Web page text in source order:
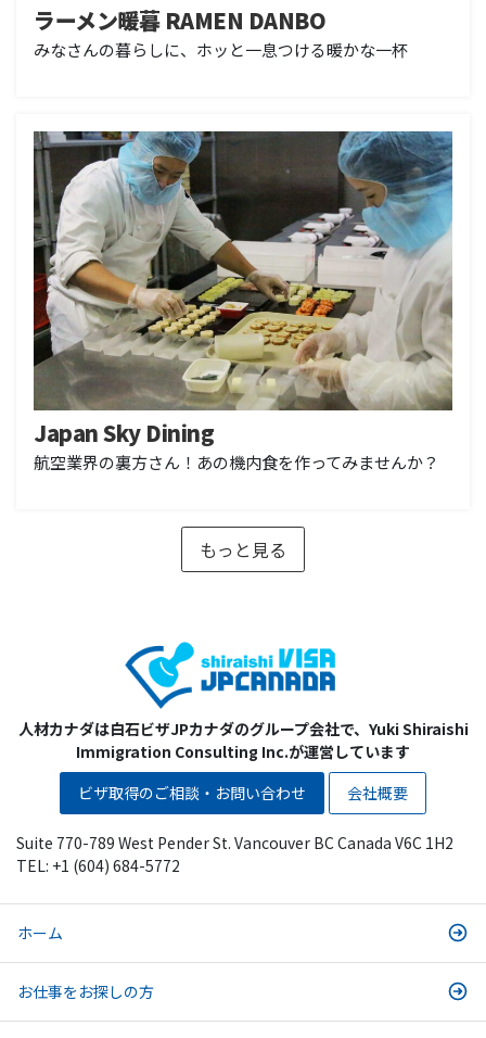
ラーメン暖暮 RAMEN DANBO
みなさんの暮らしに、ホッと一息つける暖かな一杯
Japan Sky Dining
航空業界の裏方さん！あの機内食を作ってみませんか？
もっと見る
人材カナダは白石ビザJPカナダのグループ会社で、Yuki Shiraishi
Immigration Consulting Inc.が運営しています
ビザ取得のご相談・お問い合わせ
会社概要
Suite 770-789 West Pender St. Vancouver BC Canada V6C 1H2
TEL: +1 (604) 684-5772
ホーム
お仕事をお探しの方